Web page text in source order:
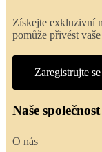
Získejte exkluzivní
pomůže přivést
Zaregistrujte
Naše společnost
O nás